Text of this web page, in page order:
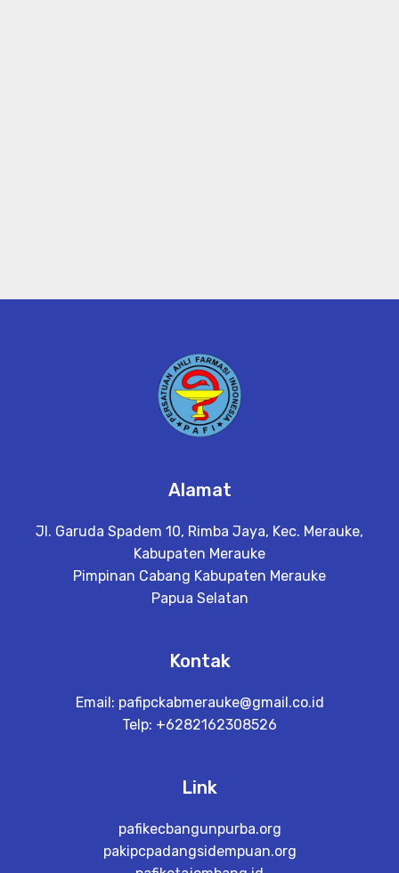
Alamat
Jl. Garuda Spadem 10, Rimba Jaya, Kec. Merauke,
Kabupaten Merauke
Pimpinan Cabang Kabupaten Merauke
Papua Selatan
Kontak
Email: pafipckabmerauke@gmail.co.id
Telp: +6282162308526
Link
pafikecbangunpurba.org
pakipcpadangsidempuan.org